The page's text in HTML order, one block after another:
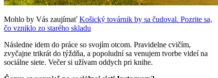
Mohlo by Vás zaujímať Košický továrnik by sa čudoval. Pozrite sa,
čo vzniklo zo starého skladu
Následne idem do práce so svojím otcom. Pravidelne cvičím,
zvyčajne trikrát do týždňa, a popoludní sa venujem tvorbe videí na
sociálne siete. Večer si užívam oddych pri knihe.